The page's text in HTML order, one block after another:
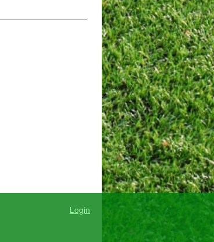
Login